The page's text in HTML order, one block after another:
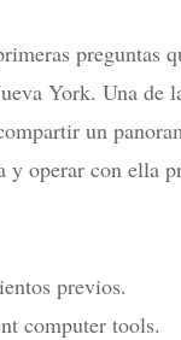
preguntas
York. Una de
un
operar con ella
previos.
computer tools.